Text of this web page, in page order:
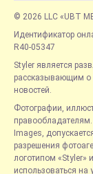
© 2026 LLC «UBT
Идентификатор
R40-05347
Styler является
рассказывающим о
новостей.
Фотографии,
Images,
разрешения
логотипом «Styler»
использоваться